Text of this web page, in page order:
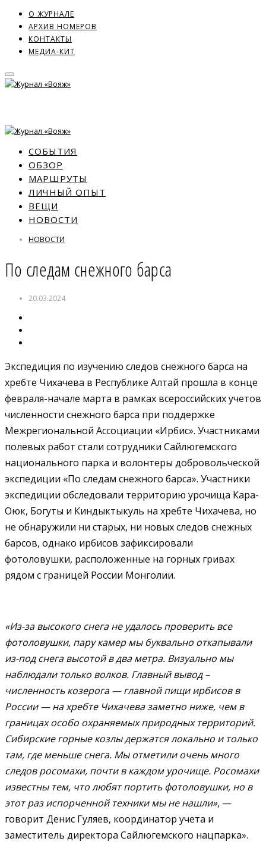
О ЖУРНАЛЕ
АРХИВ НОМЕРОВ
КОНТАКТЫ
МЕДИА-КИТ
СОБЫТИЯ
ОБЗОР
МАРШРУТЫ
ЛИЧНЫЙ ОПЫТ
ВЕЩИ
НОВОСТИ
НОВОСТИ
По следам снежного барса
20.03.2024
Экспедиция по изучению следов снежного барса на
хребте Чихачева в Республике Алтай прошла в конце
февраля-начале марта в рамках всероссийских учетов
численности снежного барса при поддержке
Межрегиональной Ассоциации «Ирбис». Участниками
полевых работ стали сотрудники Сайлюгемского
национального парка и волонтеры добровольческой
экспедиции «По следам снежного барса». Участники
экспедиции обследовали территорию урочища Кара-
Оюк, Богуты и Киндыктыкуль на хребте Чихачева, но
не обнаружили ни старых, ни новых следов снежных
барсов, однако ирбисов зафиксировали
фотоловушки, расположенные на горных гривах
рядом с границей России Монголии.
«Из-за высокого снега не удалось проверить все
фотоловушки, пару камер мы буквально откапывали
из-под снега высотой в два метра. Визуально мы
наблюдали только волков. Главный вывод –
численность козерога — главной пищи ирбисов в
России — на хребте Чихачева заметно ниже, чем в
границах особо охраняемых природных территорий.
Сибирские горные козлы держатся локально и только
там, где меньше снега. Мы отметили очень много
следов росомахи, почти в каждом урочище. Росомахи
известны тем, что любят портить фотоловушки, но в
этот раз испорченной техники мы не нашли», —
говорит Денис Гуляев, координатор учета и
заместитель директора Сайлюгемского нацпарка».